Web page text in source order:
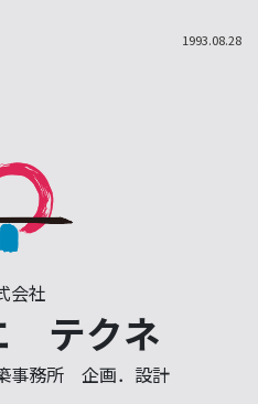
1993.08.28
会社
テクネ
事務所 企画．設計